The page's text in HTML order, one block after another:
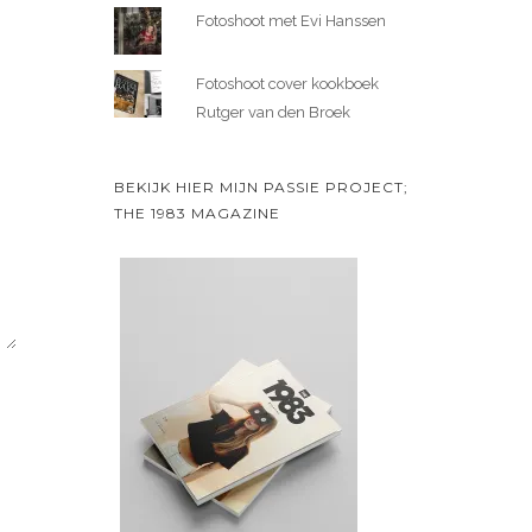
Fotoshoot met Evi Hanssen
Fotoshoot cover kookboek
Rutger van den Broek
BEKIJK HIER MIJN PASSIE PROJECT;
THE 1983 MAGAZINE